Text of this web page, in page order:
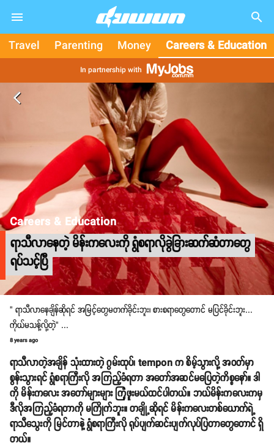
search
Travel Parenting Money Careers & Education
In partnership with
arrow_back_ios
Careers & Education
ရာသီလာနေတဲ့ မိန်းကလေးကို ရွံစရာလိုခွဲခြားဆက်ဆံတာတွေ
ရပ်သင့်ပြီ
" ရာသီလာနေချိန်ဆိုရင် အမြင့်တွေမတက်ခိုင်းဘူး၊ စားစရာတွေတောင် မပြင်ခိုင်းဘူး...
ကိုယ်မသန့်လို့တဲ့" ...
8 years ago
ရာသီလာတဲ့အချိန် သုံးထားတဲ့ ဂွမ်းထုပ်၊ tempon က စိမ့်သွားလို့ အဝတ်မှာ
စွန်းသွားရင် ရွံစရာကြီးလို အကြည့်ခံရတာ အတော်အဆင်မပြေတဲ့ကိစ္စနော်။ ဒါ
ကို မိန်းကလေး အတော်များများ ကြုံဖူးမယ်ထင်ပါတယ်။ ဘယ်မိန်းကလေးကမှ
ဒီလိုအကြည့်ခံရတာကို မကြိုက်ဘူး။ တချို့ဆိုရင် မိန်းကလေးတစ်ယောက်ရဲ့
ရာသီသွေးကို မြင်တာနဲ့ ရွံစရာကြီးလို ရုပ်ပျက်ဆင်းပျက်လုပ်ပြတာတွေတောင် ရှိ
တယ်။